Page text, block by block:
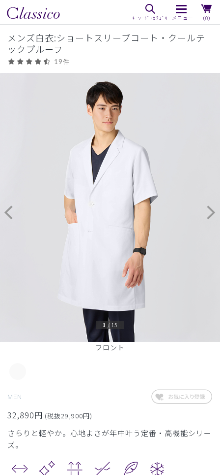
（0）
メンズ白衣:ショートスリーブコート・クールテ
ックプルーフ
19件
フロント
1 / 15
MEN
32,890円 (税抜29,900円)
さらりと軽やか。心地よさが年中叶う定番・高機能シリー
ズ。